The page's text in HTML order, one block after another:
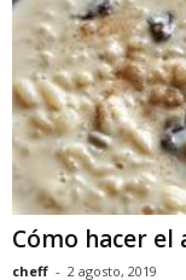
Cómo hacer el
cheff - 2 agosto, 2019